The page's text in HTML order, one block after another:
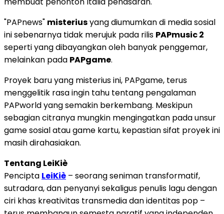
"PAPnews" misteriusyang diumumkan di media sosial
ini sebenarnya tidak merujuk pada rilis PAPmusic 2
seperti yang dibayangkan oleh banyak penggemar,
melainkan pada PAPgame.
Proyek baru yang misterius ini, PAPgame, terus
menggelitik rasa ingin tahu tentang pengalaman
PAPworld yang semakin berkembang. Meskipun
sebagian citranya mungkin mengingatkan pada unsur
game sosial atau game kartu, kepastian sifat proyek ini
masih dirahasiakan.
Tentang LeiKiè
Pencipta LeiKiè – seorang seniman transformatif,
sutradara, dan penyanyi sekaligus penulis lagu dengan
ciri khas kreativitas transmedia dan identitas pop –